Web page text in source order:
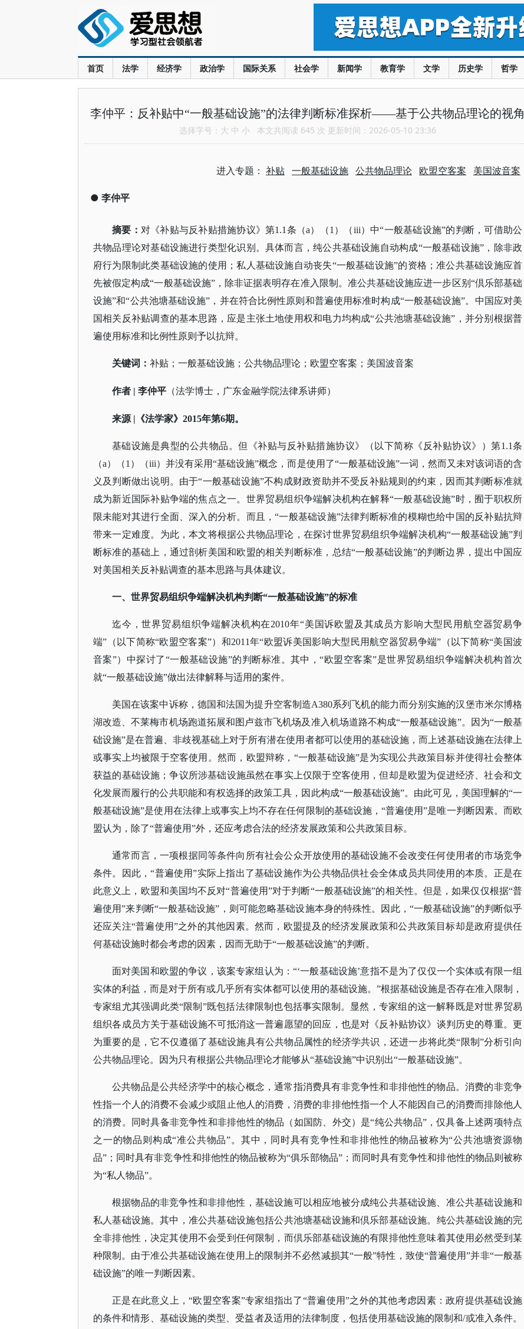
首页 法学 经济学 政治学 国际关系 社会学 新闻学 教育学 文学 历史学 哲学
李仲平：反补贴中“一般基础设施”的法律判断标准探析——基于公共物品理论的视角
选择字号： 大 中 小 本文共阅读 645 次 更新时间：2026-05-10 23:36
进入专题： 补贴 一般基础设施 公共物品理论 欧盟空客案 美国波音案
● 李仲平
摘要： 对《补贴与反补贴措施协议》第1.1条（a）（1）（iii）中“一般基础设施”的判断，可借助公
共物品理论对基础设施进行类型化识别。具体而言，纯公共基础设施自动构成“一般基础设施”，除非政
府行为限制此类基础设施的使用；私人基础设施自动丧失“一般基础设施”的资格；准公共基础设施应首
先被假定构成“一般基础设施”，除非证据表明存在准入限制。准公共基础设施应进一步区别“倶乐部基础
设施”和“公共池塘基础设施”，并在符合比例性原则和普遍使用标准时构成“一般基础设施”。中国应对美
国相关反补贴调查的基本思路，应是主张土地使用权和电力均构成“公共池塘基础设施”，并分别根据普
遍使用标准和比例性原则予以抗辩。
关键词： 补贴；一般基础设施；公共物品理论；欧盟空客案；美国波音案
作者 | 李仲平 （法学博士，广东金融学院法律系讲师）
来源 |《法学家》2015年第6期。
基础设施是典型的公共物品。但《补贴与反补贴措施协议》（以下简称《反补贴协议》）第1.1条
（a）（1）（iii）并没有采用“基础设施”概念，而是使用了“一般基础设施”一词，然而又未对该词语的含
义及判断做出说明。由于“一般基础设施”不构成财政资助并不受反补贴规则的约束，因而其判断标准就
成为新近国际补贴争端的焦点之一。世界贸易组织争端解决机构在解释“一般基础设施”时，囿于职权所
限未能对其进行全面、深入的分析。而且，“一般基础设施”法律判断标准的模糊也给中国的反补贴抗辩
带来一定难度。为此，本文将根据公共物品理论，在探讨世界贸易组织争端解决机构“一般基础设施”判
断标准的基础上，通过剖析美国和欧盟的相关判断标准，总结“一般基础设施”的判断边界，提出中国应
对美国相关反补贴调查的基本思路与具体建议。
一、世界贸易组织争端解决机构判断“一般基础设施”的标准
迄今，世界贸易组织争端解决机构在2010年“美国诉欧盟及其成员方影响大型民用航空器贸易争
端”（以下简称“欧盟空客案”）和2011年“欧盟诉美国影响大型民用航空器贸易争端”（以下简称“美国波
音案”）中探讨了“一般基础设施”的判断标准。其中，“欧盟空客案”是世界贸易组织争端解决机构首次
就“一般基础设施”做出法律解释与适用的案件。
美国在该案中诉称，德国和法国为提升空客制造A380系列飞机的能力而分别实施的汉堡市米尔博格
湖改造、不莱梅市机场跑道拓展和图卢兹市飞机场及准入机场道路不构成“一般基础设施”。因为“一般基
础设施”是在普遍、非歧视基础上对于所有潜在使用者都可以使用的基础设施，而上述基础设施在法律上
或事实上均被限于空客使用。然而，欧盟辩称，“一般基础设施”是为实现公共政策目标并使得社会整体
获益的基础设施；争议所涉基础设施虽然在事实上仅限于空客使用，但却是欧盟为促进经济、社会和文
化发展而履行的公共职能和有权选择的政策工具，因此构成“一般基础设施”。由此可见，美国理解的“一
般基础设施”是使用在法律上或事实上均不存在任何限制的基础设施，“普遍使用”是唯一判断因素。而欧
盟认为，除了“普遍使用”外，还应考虑合法的经济发展政策和公共政策目标。
通常而言，一项根据同等条件向所有社会公众开放使用的基础设施不会改变任何使用者的市场竞争
条件。因此，“普遍使用”实际上指出了基础设施作为公共物品供社会全体成员共同使用的本质。正是在
此意义上，欧盟和美国均不反对“普遍使用”对于判断“一般基础设施”的相关性。但是，如果仅仅根据“普
遍使用”来判断“一般基础设施”，则可能忽略基础设施本身的特殊性。因此，“一般基础设施”的判断似乎
还应关注“普遍使用”之外的其他因素。然而，欧盟提及的经济发展政策和公共政策目标却是政府提供任
何基础设施时都会考虑的因素，因而无助于“一般基础设施”的判断。
面对美国和欧盟的争议，该案专家组认为：“‘一般基础设施’意指不是为了仅仅一个实体或有限一组
实体的利益，而是对于所有或几乎所有实体都可以使用的基础设施。”根据基础设施是否存在准入限制，
专家组尤其强调此类“限制”既包括法律限制也包括事实限制。显然，专家组的这一解释既是对世界贸易
组织各成员方关于基础设施不可抵消这一普遍愿望的回应，也是对《反补贴协议》谈判历史的尊重。更
为重要的是，它不仅遵循了基础设施具有公共物品属性的经济学共识，还进一步将此类“限制”分析引向
公共物品理论。因为只有根据公共物品理论才能够从“基础设施”中识别出“一般基础设施”。
公共物品是公共经济学中的核心概念，通常指消费具有非竞争性和非排他性的物品。消费的非竞争
性指一个人的消费不会减少或阻止他人的消费，消费的非排他性指一个人不能因自己的消费而排除他人
的消费。同时具备非竞争性和非排他性的物品（如国防、外交）是“纯公共物品”，仅具备上述两项特点
之一的物品则构成“准公共物品”。其中，同时具有竞争性和非排他性的物品被称为“公共池塘资源物
品”；同时具有非竞争性和排他性的物品被称为“俱乐部物品”；而同时具有竞争性和排他性的物品则被称
为“私人物品”。
根据物品的非竞争性和非排他性，基础设施可以相应地被分成纯公共基础设施、准公共基础设施和
私人基础设施。其中，准公共基础设施包括公共池塘基础设施和倶乐部基础设施。纯公共基础设施的完
全非排他性，决定其使用不会受到任何限制，而倶乐部基础设施的有限排他性意味着其使用必然受到某
种限制。由于准公共基础设施在使用上的限制并不必然减损其“一般”特性，致使“普遍使用”并非“一般基
础设施”的唯一判断因素。
正是在此意义上，“欧盟空客案”专家组指出了“普遍使用”之外的其他考虑因素：政府提供基础设施
的条件和情形、基础设施的类型、受益者及适用的法律制度，包括使用基础设施的限制和/或准入条件。